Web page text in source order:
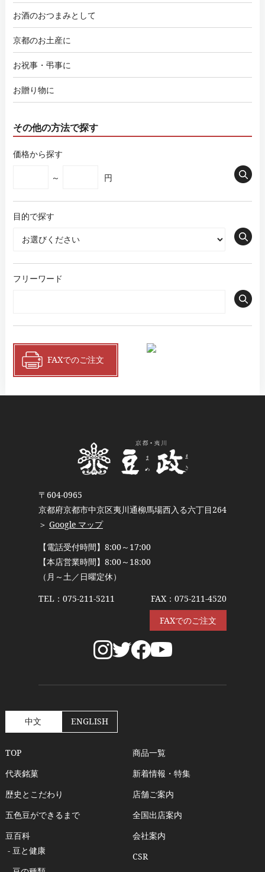
お酒のおつまみとして
京都のお土産に
お祝事・弔事に
お贈り物に
その他の方法で探す
価格から探す
～ 円
目的で探す
フリーワード
FAXでのご注文
〒604-0965
京都府京都市中京区夷川通柳馬場西入る六丁目264
＞ Google マップ
【電話受付時間】8:00～17:00
【本店営業時間】8:00～18:00
（月～土／日曜定休）
TEL： 075-211-5211
FAX：075-211-4520
FAXでのご注文
中文 ENGLISH
TOP
代表銘菓
歴史とこだわり
五色豆ができるまで
豆百科
- 豆と健康
商品一覧
新着情報・特集
店舗ご案内
全国出店案内
会社案内
CSR